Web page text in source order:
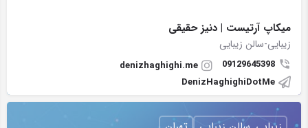
میکاپ آرتیست | دنیز حقیقی
زیبایی-سالن زیبایی
09129645398
denizhaghighi.me
DenizHaghighiDotMe